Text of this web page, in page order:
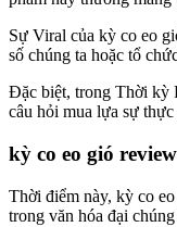
Sự Viral của kỳ co eo
số chúng ta hoặc tổ
Đặc biệt, trong Thời kỳ
câu hỏi mua lựa sự
kỳ co eo gió
Thời điểm này, kỳ co
trong văn hóa đại